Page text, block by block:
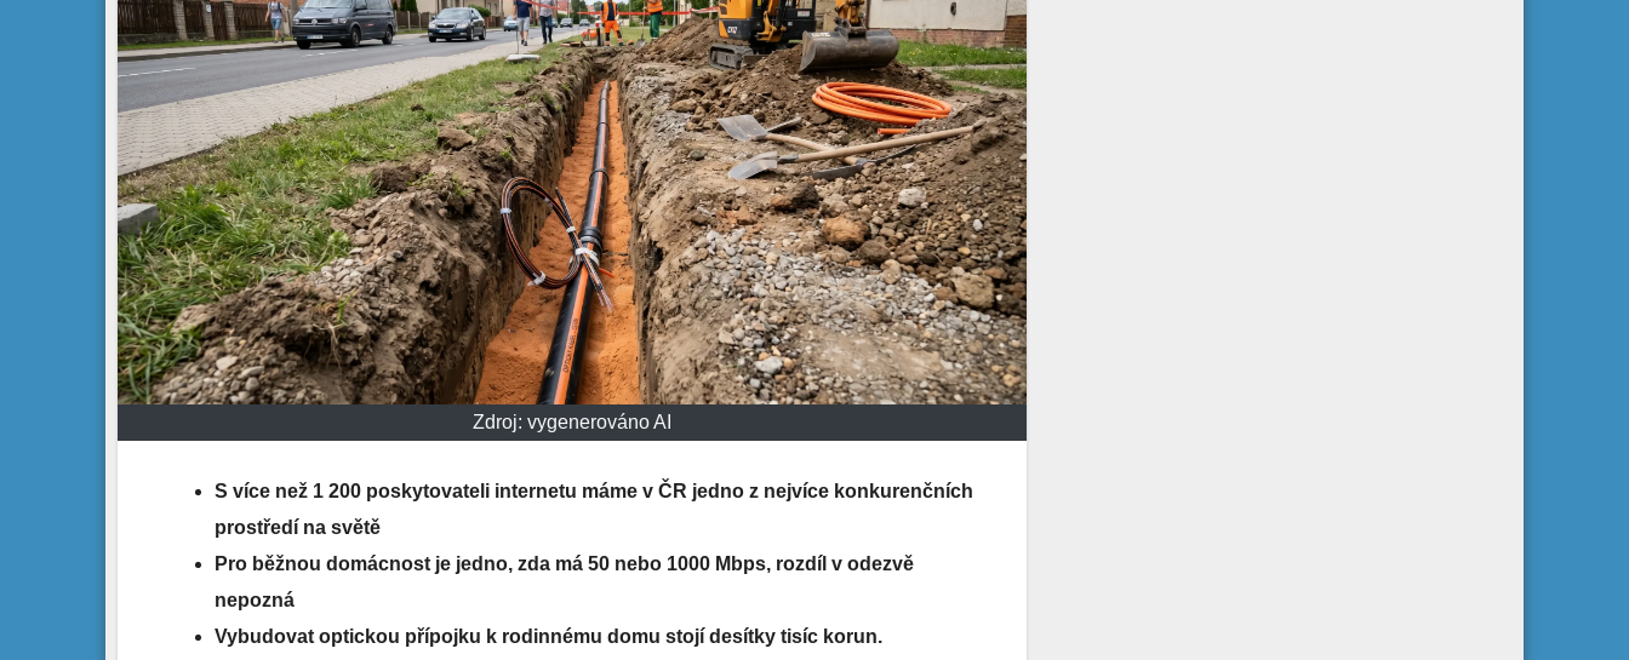
Zdroj: vygenerováno AI
S více než 1 200 poskytovateli internetu máme v ČR jedno z nejvíce konkurenčních
prostředí na světě
Pro běžnou domácnost je jedno, zda má 50 nebo 1000 Mbps, rozdíl v odezvě
nepozná
Vybudovat optickou přípojku k rodinnému domu stojí desítky tisíc korun.